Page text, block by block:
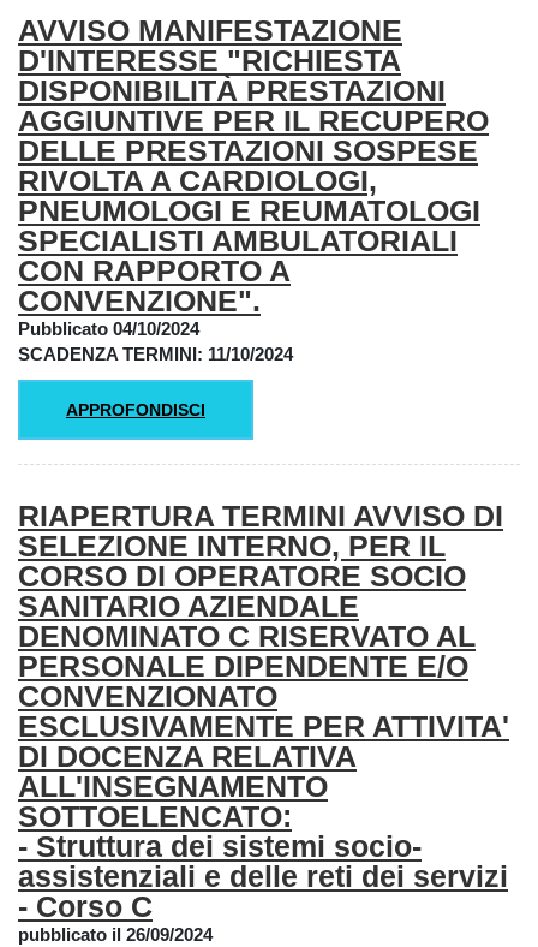
AVVISO MANIFESTAZIONE
D'INTERESSE "RICHIESTA
DISPONIBILITÀ PRESTAZIONI
AGGIUNTIVE PER IL RECUPERO
DELLE PRESTAZIONI SOSPESE
RIVOLTA A CARDIOLOGI,
PNEUMOLOGI E REUMATOLOGI
SPECIALISTI AMBULATORIALI
CON RAPPORTO A
CONVENZIONE".
Pubblicato 04/10/2024
SCADENZA TERMINI: 11/10/2024
APPROFONDISCI
RIAPERTURA TERMINI AVVISO DI
SELEZIONE INTERNO, PER IL
CORSO DI OPERATORE SOCIO
SANITARIO AZIENDALE
DENOMINATO C RISERVATO AL
PERSONALE DIPENDENTE E/O
CONVENZIONATO
ESCLUSIVAMENTE PER ATTIVITA'
DI DOCENZA RELATIVA
ALL'INSEGNAMENTO
SOTTOELENCATO:
- Struttura dei sistemi socio-
assistenziali e delle reti dei servizi
- Corso C
pubblicato il 26/09/2024